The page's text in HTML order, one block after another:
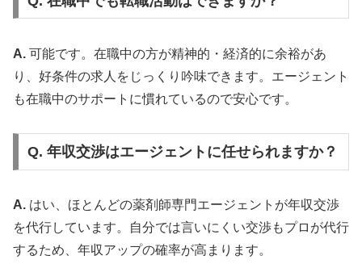
A. 可能です。在職中の方が精神的・経済的に余裕があ
り、好条件の求人をじっくり吟味できます。エージェント
も在職中のサポートに慣れているので安心です。
Q. 年収交渉はエージェントに任せられますか？
A. はい、ほとんどの薬剤師専門エージェントが年収交渉
を代行しています。自分では言いにくい交渉もプロが代行
するため、年収アップの確率が高まります。